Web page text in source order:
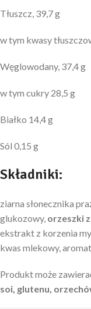
Tłuszcz, 39,7 g
w tym kwasy
Węglowodany, 37,4 g
w tym cukry 28,5 g
Białko 14,4 g
Sól 0,15 g
Składniki:
ziarna słonecznika
glukozowy, orzeszki
ekstrakt z korzenia
kwas mlekowy,
Produkt może
soi, glutenu,